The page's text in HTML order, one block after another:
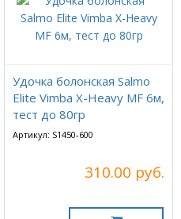
Удочка болонская Salmo
Elite Vimba X-Heavy MF 6м,
тест до 80гр
Артикул: S1450-600
310.00 руб.